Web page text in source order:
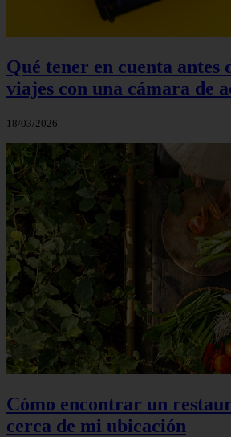
Qué tener en cuenta antes
viajes con una cámara de
18/03/2026
Cómo encontrar un
cerca de mi ubicación